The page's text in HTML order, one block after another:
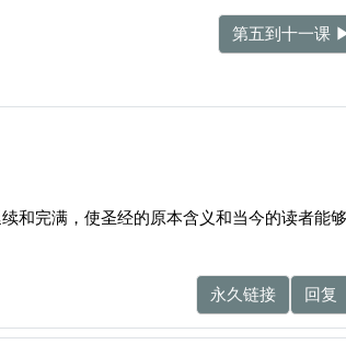
第五到十一课
和完满，使圣经的原本含义和当今的读者能够
永久链接 回复